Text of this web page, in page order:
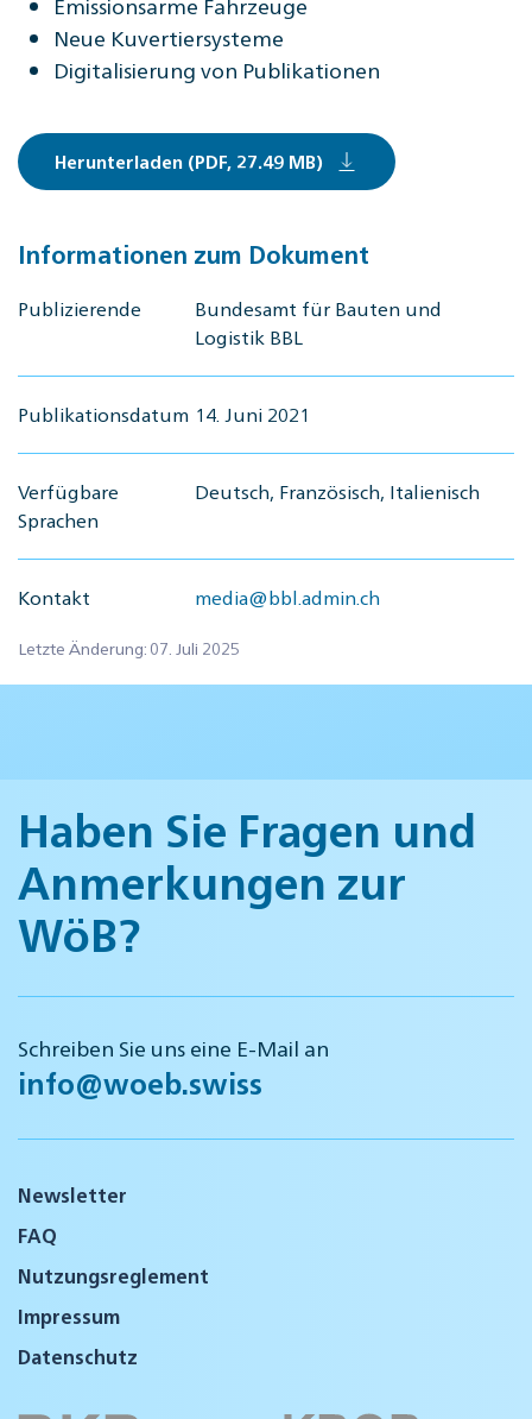
Neue Kuvertiersysteme
Digitalisierung von Publikationen
Herunterladen (PDF, 27.49 MB)
Informationen zum Dokument
Publizierende
Bundesamt für Bauten und
Logistik BBL
Publikationsdatum 14. Juni 2021
Verfügbare
Sprachen
Deutsch, Französisch, Italienisch
Kontakt media@bbl.admin.ch
Letzte Änderung: 07. Juli 2025
Haben Sie Fragen und
Anmerkungen zur
WöB?
Schreiben Sie uns eine E-Mail an
info@woeb.swiss
Newsletter
FAQ
Nutzungsreglement
Impressum
Datenschutz